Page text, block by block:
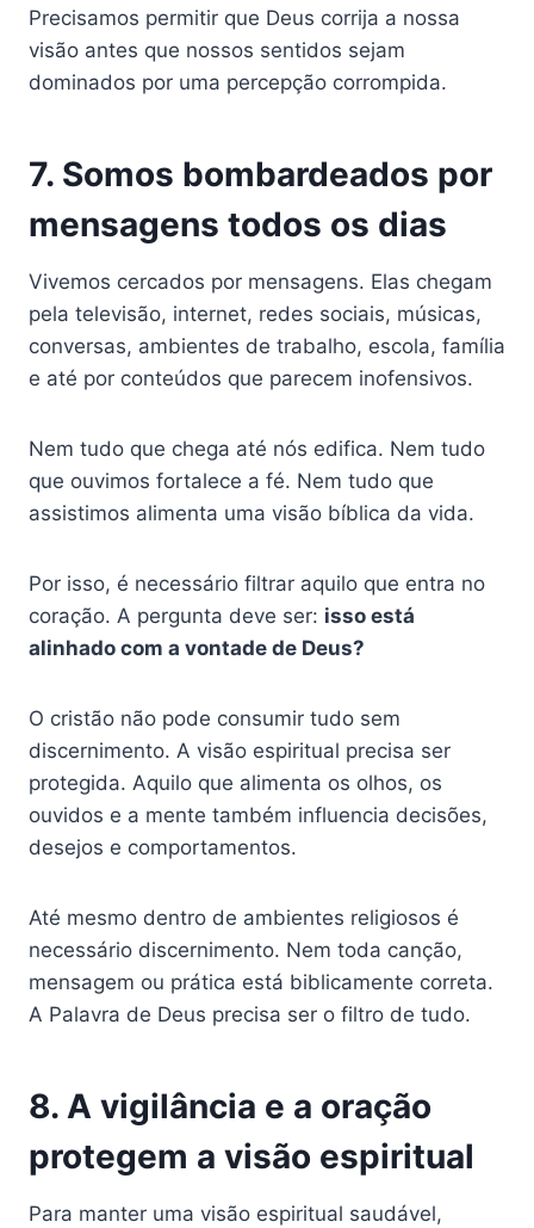
Precisamos permitir que Deus corrija a nossa
visão antes que nossos sentidos sejam
dominados por uma percepção corrompida.
7. Somos bombardeados por
mensagens todos os dias
Vivemos cercados por mensagens. Elas chegam
pela televisão, internet, redes sociais, músicas,
conversas, ambientes de trabalho, escola, família
e até por conteúdos que parecem inofensivos.
Nem tudo que chega até nós edifica. Nem tudo
que ouvimos fortalece a fé. Nem tudo que
assistimos alimenta uma visão bíblica da vida.
Por isso, é necessário filtrar aquilo que entra no
coração. A pergunta deve ser: isso está
alinhado com a vontade de Deus?
O cristão não pode consumir tudo sem
discernimento. A visão espiritual precisa ser
protegida. Aquilo que alimenta os olhos, os
ouvidos e a mente também influencia decisões,
desejos e comportamentos.
Até mesmo dentro de ambientes religiosos é
necessário discernimento. Nem toda canção,
mensagem ou prática está biblicamente correta.
A Palavra de Deus precisa ser o filtro de tudo.
8. A vigilância e a oração
protegem a visão espiritual
Para manter uma visão espiritual saudável,